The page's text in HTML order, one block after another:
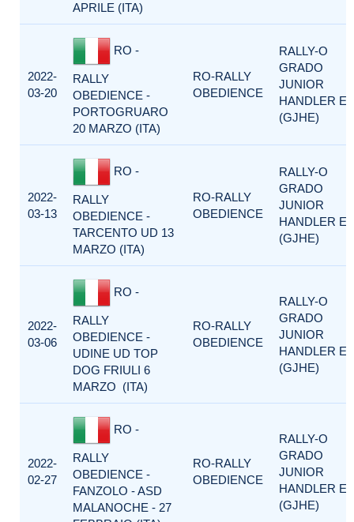
APRILE (ITA)
2022-
03-20
RO -
RALLY
OBEDIENCE -
PORTOGRUARO
20 MARZO (ITA)
RO-RALLY
OBEDIENCE
RALLY-O
GRADO
JUNIOR
HANDLER E
(GJHE)
2022-
03-13
RO -
RALLY
OBEDIENCE -
TARCENTO UD 13
MARZO (ITA)
RO-RALLY
OBEDIENCE
RALLY-O
GRADO
JUNIOR
HANDLER E
(GJHE)
2022-
03-06
RO -
RALLY
OBEDIENCE -
UDINE UD TOP
DOG FRIULI 6
MARZO (ITA)
RO-RALLY
OBEDIENCE
RALLY-O
GRADO
JUNIOR
HANDLER E
(GJHE)
2022-
02-27
RO -
RALLY
OBEDIENCE -
FANZOLO - ASD
MALANOCHE - 27
RO-RALLY
OBEDIENCE
RALLY-O
GRADO
JUNIOR
HANDLER E
(GJHE)